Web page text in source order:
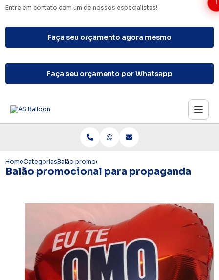
Entre em contato com um de nossos especialistas!
Faça seu orçamento agora mesmo
Faça seu orçamento por Whatsapp
HomeCategoriasBalão promocional para propaganda
Balão promocional para propaganda
1